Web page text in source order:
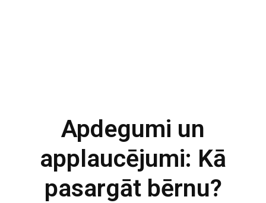
Apdegumi un
applaucējumi: Kā
pasargāt bērnu?